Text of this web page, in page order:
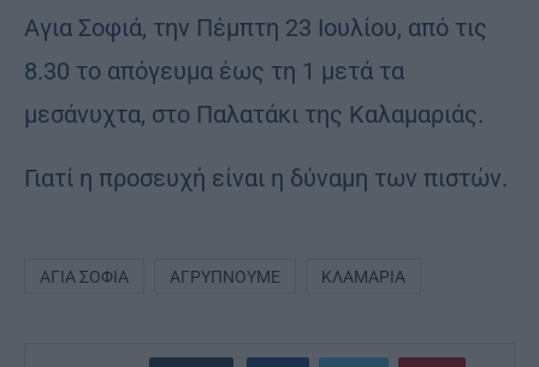
Αγια Σοφιά, την Πέμπτη 23 Ιουλίου, από τις
8.30 το απόγευμα έως τη 1 μετά τα
μεσάνυχτα, στο Παλατάκι της Καλαμαριάς.
Γιατί η προσευχή είναι η δύναμη των πιστών.
ΑΓΊΑ ΣΟΦΊΑ ΑΓΡΥΠΝΟΎΜΕ ΚΛΑΜΑΡΙΆ